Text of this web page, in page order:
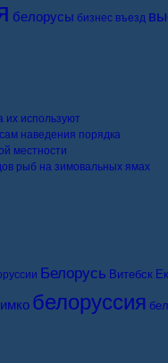
белорусы бизнес въезд
их используют
наведения порядка
местности
рыб на зимовальных ямах
Белорусь Витебск
белоруссия